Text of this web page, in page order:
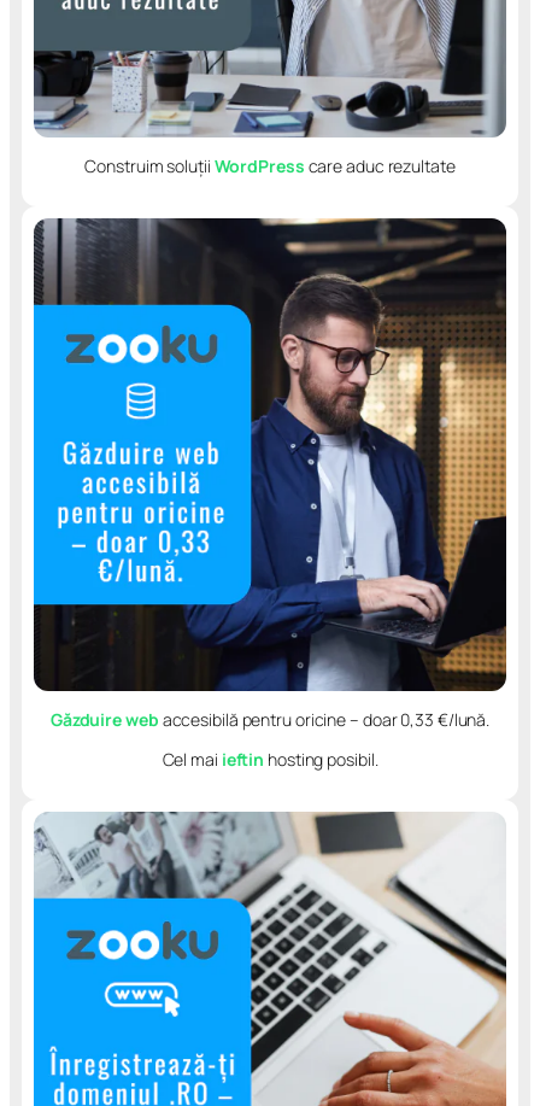
Construim soluții WordPress care aduc rezultate
Găzduire web accesibilă pentru oricine – doar 0,33 €/lună.
Cel mai ieftin hosting posibil.